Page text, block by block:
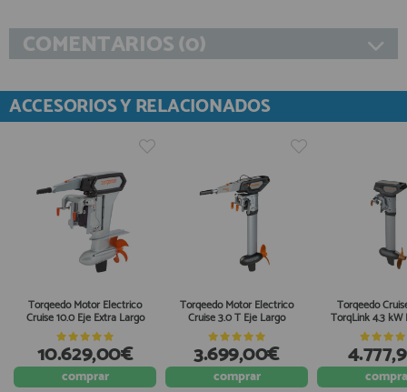
COMENTARIOS (0)
ACCESORIOS Y RELACIONADOS
Torqeedo Motor Electrico
Cruise 10.0 Eje Extra Largo
10.629,00€
comprar
Torqeedo Motor Electrico
Cruise 3.0 T Eje Largo
3.699,00€
comprar
Torqeedo
TorqLink 4.3 kW